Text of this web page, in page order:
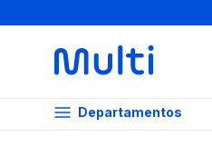
Departamentos